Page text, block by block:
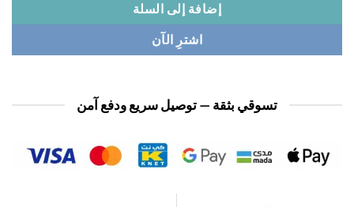
إضافة إلى السلة
اشترِ الآن
تسوقي بثقة — توصيل سريع ودفع آمن